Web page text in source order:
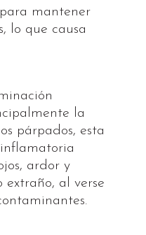
mantener
lo que causa
la
párpados, esta
ardor y
extraño, al verse